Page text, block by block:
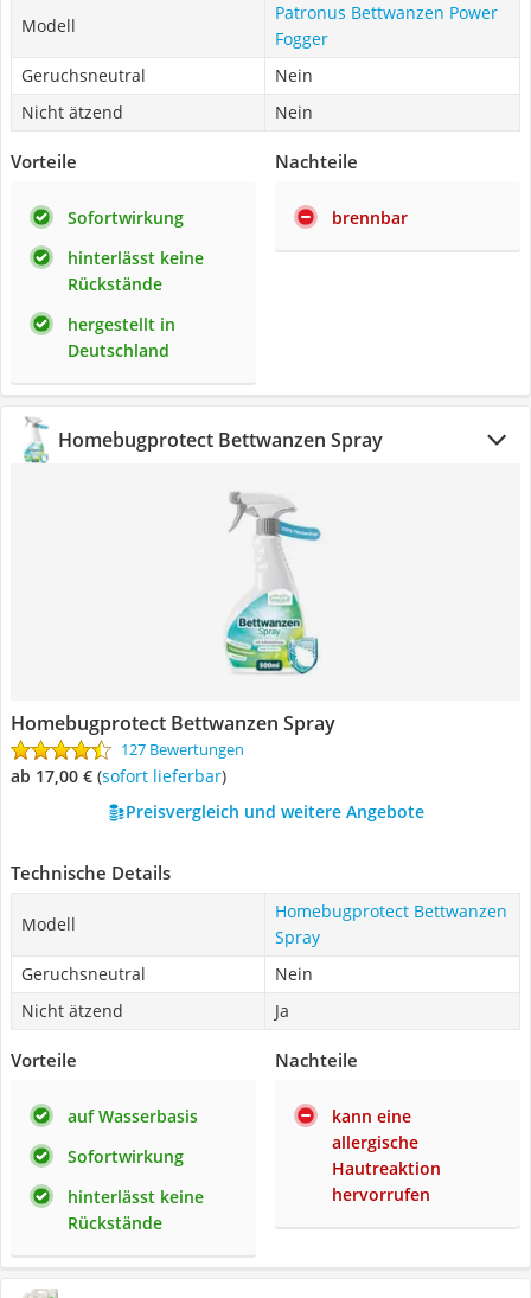
Modell
Patronus Bettwanzen Power
Fogger
Geruchsneutral
Nein
Nicht ätzend
Nein
Vorteile
Sofortwirkung
hinterlässt keine
Rückstände
hergestellt in
Deutschland
Nachteile
brennbar
Homebugprotect Bettwanzen Spray
Homebugprotect Bettwanzen Spray
127 Bewertungen
ab 17,00 € ( Sofort lieferbar)
Preisvergleich und weitere Angebote
Technische Details
Modell
Homebugprotect Bettwanzen
Spray
Geruchsneutral
Nein
Nicht ätzend
Ja
Vorteile
auf Wasserbasis
Sofortwirkung
hinterlässt keine
Rückstände
Nachteile
kann eine
allergische
Hautreaktion
hervorrufen